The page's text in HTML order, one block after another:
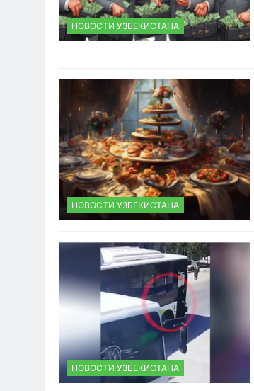
НОВОСТИ УЗБЕКИСТАНА
НОВОСТИ УЗБЕКИСТАНА
НОВОСТИ УЗБЕКИСТАНА